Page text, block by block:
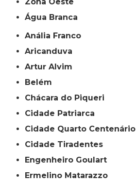
Zona Oeste
Água Branca
Anália Franco
Aricanduva
Artur Alvim
Belém
Chácara do Piqueri
Cidade Patriarca
Cidade Quarto Centenário
Cidade Tiradentes
Engenheiro Goulart
Ermelino Matarazzo